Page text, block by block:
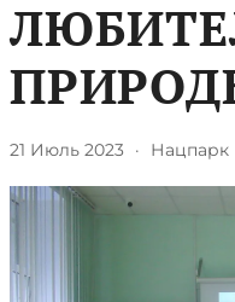
21 Июль 2023 · Нацпарк